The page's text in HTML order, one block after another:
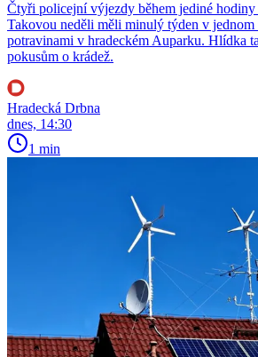
Čtyři policejní výjezdy během jediné hodiny
Takovou neděli měli minulý týden v jednom
potravinami v hradeckém Auparku. Hlídka
pokusům o krádež.
Hradecká Drbna
dnes, 14:30
1 min